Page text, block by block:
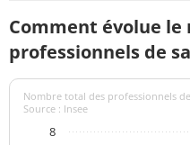
Comment évolue le
professionnels de
Nombre total des professionnels
Source : Insee
8